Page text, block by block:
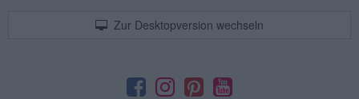
Zur Desktopversion wechseln